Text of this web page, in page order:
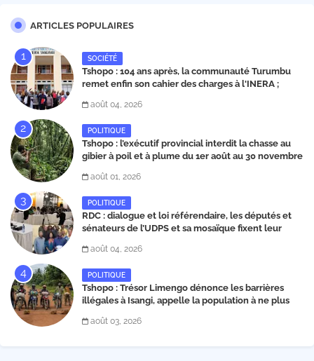
ARTICLES POPULAIRES
SOCIÉTÉ
Tshopo : 104 ans après, la communauté Turumbu
remet enfin son cahier des charges à l'INERA ;
août 04, 2026
POLITIQUE
Tshopo : l’exécutif provincial interdit la chasse au
gibier à poil et à plume du 1er août au 30 novembre
août 01, 2026
POLITIQUE
RDC : dialogue et loi référendaire, les députés et
sénateurs de l’UDPS et sa mosaïque fixent leur
Matata
août 04, 2026
POLITIQUE
Tshopo : Trésor Limengo dénonce les barrières
illégales à Isangi, appelle la population à ne plus
août 03, 2026